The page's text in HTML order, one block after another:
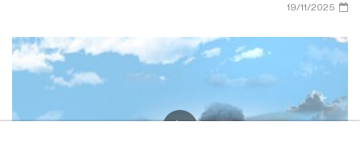
19/11/2025